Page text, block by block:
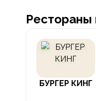
Рестораны
БУРГЕР КИНГ